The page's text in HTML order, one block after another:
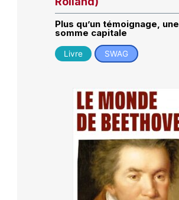
Plus qu’un témoignage, une
somme capitale
Livre SWAG